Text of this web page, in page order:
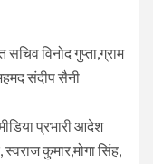
विनोद गुप्ता,ग्राम
संदीप सैनी
प्रभारी आदेश
कुमार,मोगा सिंह,